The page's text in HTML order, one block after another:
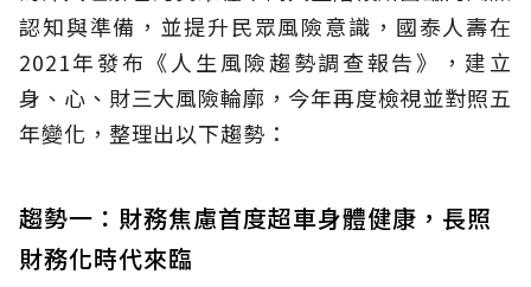
認知與準備，並提升民眾風險意識，國泰人壽在
2021年發布《人生風險趨勢調查報告》，建立
身、心、財三大風險輪廓，今年再度檢視並對照五
年變化，整理出以下趨勢：
趨勢一：財務焦慮首度超車身體健康，長照
財務化時代來臨